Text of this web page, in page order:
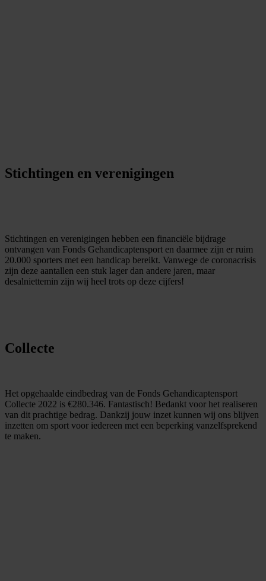
Stichtingen en verenigingen
Stichtingen en verenigingen hebben een financiële bijdrage
ontvangen van Fonds Gehandicaptensport en daarmee zijn er ruim
20.000 sporters met een handicap bereikt. Vanwege de coronacrisis
zijn deze aantallen een stuk lager dan andere jaren, maar
desalniettemin zijn wij heel trots op deze cijfers!
Collecte
Het opgehaalde eindbedrag van de Fonds Gehandicaptensport
Collecte 2022 is €280.346. Fantastisch! Bedankt voor het realiseren
van dit prachtige bedrag. Dankzij jouw inzet kunnen wij ons blijven
inzetten om sport voor iedereen met een beperking vanzelfsprekend
te maken.